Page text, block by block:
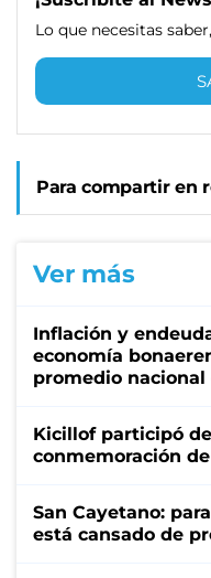
Lo que necesitas
Para compartir en
Ver más
Inflación y
economía
promedio
Kicillof participó
conmemoración
San Cayetano:
está cansado de